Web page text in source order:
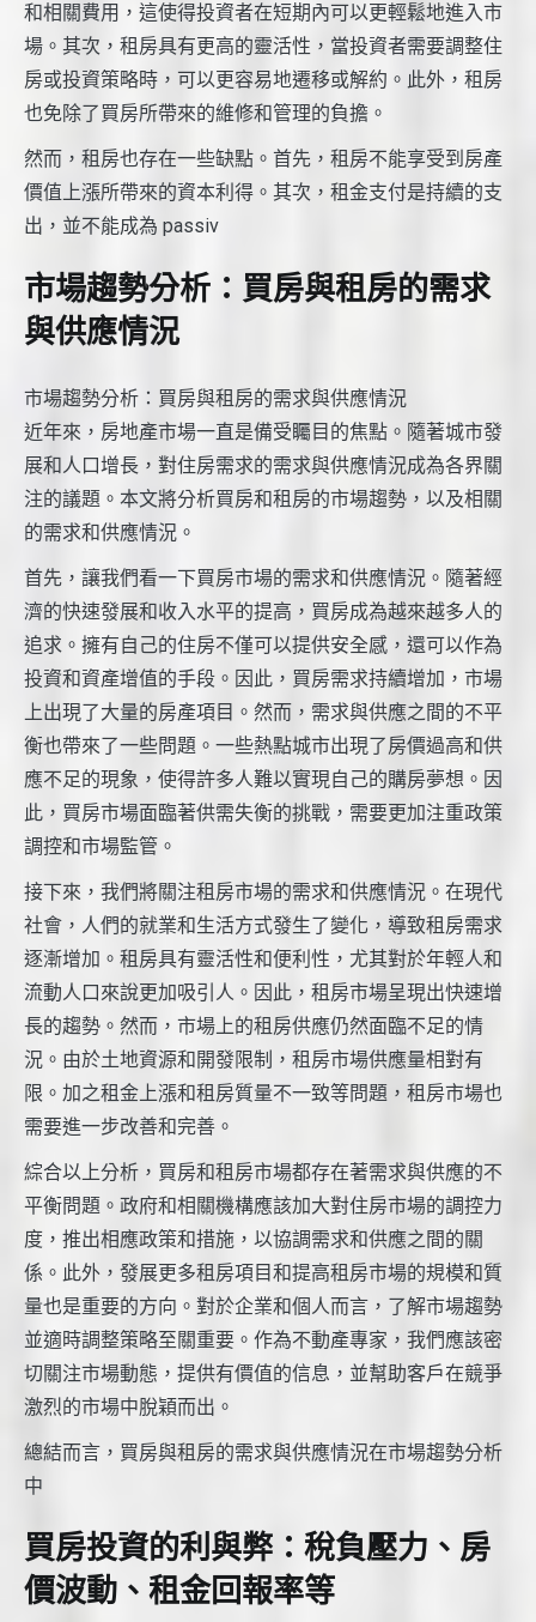
和相關費用，這使得投資者在短期內可以更輕鬆地進入市
場。其次，租房具有更高的靈活性，當投資者需要調整住
房或投資策略時，可以更容易地遷移或解約。此外，租房
也免除了買房所帶來的維修和管理的負擔。
然而，租房也存在一些缺點。首先，租房不能享受到房產
價值上漲所帶來的資本利得。其次，租金支付是持續的支
出，並不能成為 passiv
市場趨勢分析：買房與租房的需求
與供應情況
市場趨勢分析：買房與租房的需求與供應情況
近年來，房地產市場一直是備受矚目的焦點。隨著城市發
展和人口增長，對住房需求的需求與供應情況成為各界關
注的議題。本文將分析買房和租房的市場趨勢，以及相關
的需求和供應情況。
首先，讓我們看一下買房市場的需求和供應情況。隨著經
濟的快速發展和收入水平的提高，買房成為越來越多人的
追求。擁有自己的住房不僅可以提供安全感，還可以作為
投資和資產增值的手段。因此，買房需求持續增加，市場
上出現了大量的房產項目。然而，需求與供應之間的不平
衡也帶來了一些問題。一些熱點城市出現了房價過高和供
應不足的現象，使得許多人難以實現自己的購房夢想。因
此，買房市場面臨著供需失衡的挑戰，需要更加注重政策
調控和市場監管。
接下來，我們將關注租房市場的需求和供應情況。在現代
社會，人們的就業和生活方式發生了變化，導致租房需求
逐漸增加。租房具有靈活性和便利性，尤其對於年輕人和
流動人口來說更加吸引人。因此，租房市場呈現出快速增
長的趨勢。然而，市場上的租房供應仍然面臨不足的情
況。由於土地資源和開發限制，租房市場供應量相對有
限。加之租金上漲和租房質量不一致等問題，租房市場也
需要進一步改善和完善。
綜合以上分析，買房和租房市場都存在著需求與供應的不
平衡問題。政府和相關機構應該加大對住房市場的調控力
度，推出相應政策和措施，以協調需求和供應之間的關
係。此外，發展更多租房項目和提高租房市場的規模和質
量也是重要的方向。對於企業和個人而言，了解市場趨勢
並適時調整策略至關重要。作為不動產專家，我們應該密
切關注市場動態，提供有價值的信息，並幫助客戶在競爭
激烈的市場中脫穎而出。
總結而言，買房與租房的需求與供應情況在市場趨勢分析
中
買房投資的利與弊：稅負壓力、房
價波動、租金回報率等